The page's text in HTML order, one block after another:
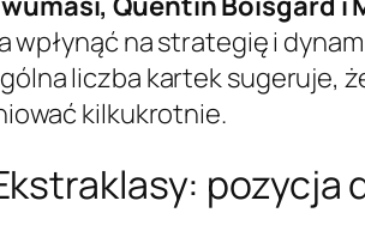
wpłynąć na strategię i
liczba kartek sugeruje,
kilkukrotnie.
pozycja